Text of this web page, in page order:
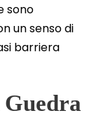
sono
un senso di
barriera
Guedra